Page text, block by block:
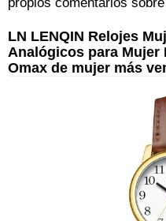
LN LENQIN Relojes
Analógicos para Mujer
Omax de mujer más